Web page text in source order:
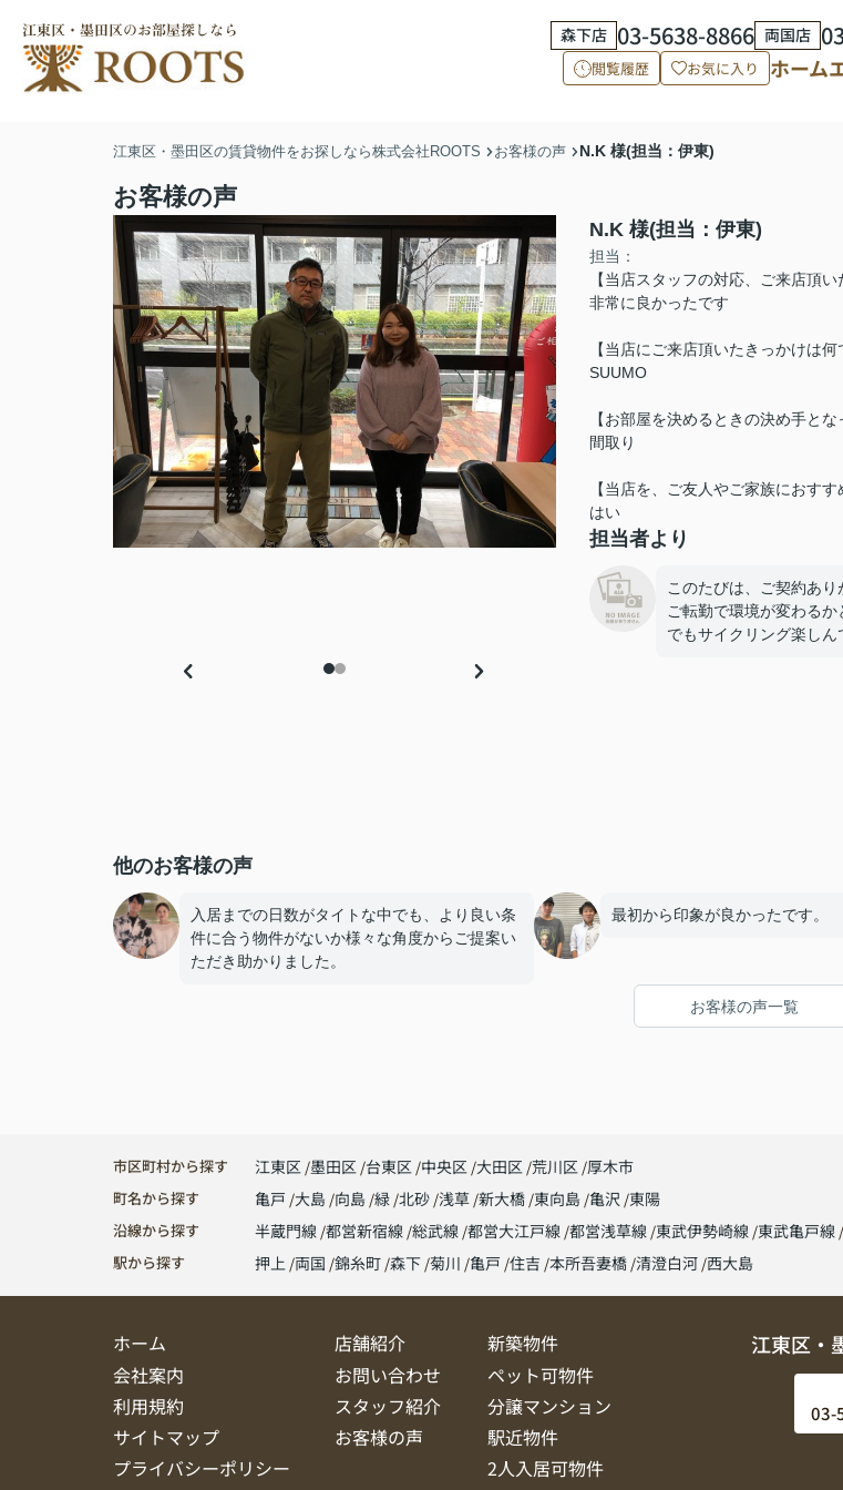
森下店 03-5638-8866 両国店
閲覧履歴 お気に入り ホーム
江東区・墨田区の賃貸物件をお探しなら株式会社ROOTS お客様の声 N.K 様(担当：伊東)
お客様の声
N.K 様(担当：伊東)
担当：
【当店スタッフの対応、ご来店頂
非常に良かったです
【当店にご来店頂いたきっかけは何
SUUMO
【お部屋を決めるときの決め手と
間取り
【当店を、ご友人やご家族におすす
はい
担当者より
このたびは、ご契約あり
ご転勤で環境が変わる
でもサイクリング楽しん
他のお客様の声
入居までの日数がタイトな中でも、より良い条
件に合う物件がないか様々な角度からご提案い
ただき助かりました。
最初から印象が良かったです。
お客様の声一覧
市区町村から探す 江東区 墨田区 台東区 中央区 大田区 荒川区 厚木市
町名から探す 亀戸 大島 向島 緑 北砂 浅草 新大橋 東向島 亀沢 東陽
沿線から探す 半蔵門線 都営新宿線 総武線 都営大江戸線 都営浅草線 東武伊勢崎線 東武亀戸線
駅から探す 押上 両国 錦糸町 森下 菊川 亀戸 住吉 本所吾妻橋 清澄白河 西大島
ホーム 店舗紹介
新築物件
会社案内
お問い合わせ
ペット可物件
利用規約
スタッフ紹介
分譲マンション
サイトマップ
お客様の声
駅近物件
プライバシーポリシー
2人入居可物件
江東区・
03-